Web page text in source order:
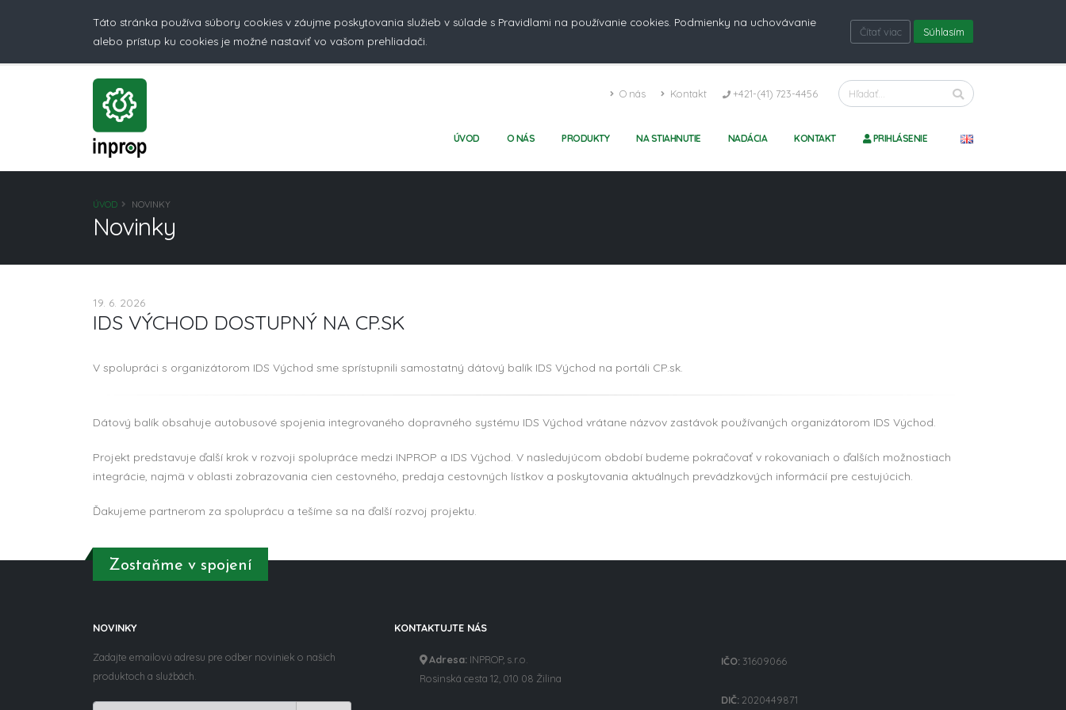
Táto stránka používa súbory cookies v záujme poskytovania služieb v súlade s Pravidlami na používanie cookies. Podmienky na uchovávanie
alebo prístup ku cookies je možné nastaviť vo vašom prehliadači.
Čítať viac Súhlasím
O nás Kontakt +421-(41) 723-4456
ÚVOD O NÁS PRODUKTY NA STIAHNUTIE NADÁCIA KONTAKT PRIHLÁSENIE
ÚVOD NOVINKY
Novinky
19. 6. 2026
IDS VÝCHOD DOSTUPNÝ NA CP.SK
V spolupráci s organizátorom IDS Východ sme sprístupnili samostatný dátový balík IDS Východ na portáli CP.sk.
Dátový balík obsahuje autobusové spojenia integrovaného dopravného systému IDS Východ vrátane názvov zastávok používaných organizátorom IDS Východ.
Projekt predstavuje ďalší krok v rozvoji spolupráce medzi INPROP a IDS Východ. V nasledujúcom období budeme pokračovať v rokovaniach o ďalších možnostiach
integrácie, najmä v oblasti zobrazovania cien cestovného, predaja cestovných lístkov a poskytovania aktuálnych prevádzkových informácií pre cestujúcich.
Ďakujeme partnerom za spoluprácu a tešíme sa na ďalší rozvoj projektu.
Zostaňme v spojení
NOVINKY
Zadajte emailovú adresu pre odber noviniek o našich
produktoch a službách.
KONTAKTUJTE NÁS
Adresa: INPROP, s.r.o.
Rosinská cesta 12, 010 08 Žilina
IČO: 31609066
DIČ: 2020449871